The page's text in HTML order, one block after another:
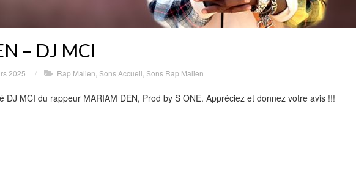
– DJ MCI
2025 / Rap Malien Sons Accueil Sons Rap Malien
DJ MCI du rappeur MARIAM DEN, Prod by S ONE. Appréciez et donnez votre avis !!!